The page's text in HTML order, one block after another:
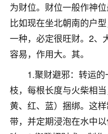
为财位。财位一般作神
比如现在坐北朝南的户
一种，必定很旺财。2、
容易，作用大。其。
1.聚财避邪：转运
枝，每根长度与火柴相当
黄、红、蓝）捆绑。这
带，并定期浸泡在水中
付深
我是公司人事调整，
三个，找老师的时候
着我晋升有望，我半
太岁还有一个发钱粮
后，我以为都没戏了
职第一个就是我，职
3000，非常开心，无
鹿森：恭喜升职加